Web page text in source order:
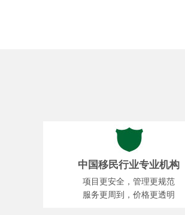
中国移民行业专业机构
项目更安全，管理更规范
服务更周到，价格更透明